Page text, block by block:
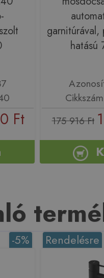
Ft
hatású
175 916 Ft
-5% Rendelésre